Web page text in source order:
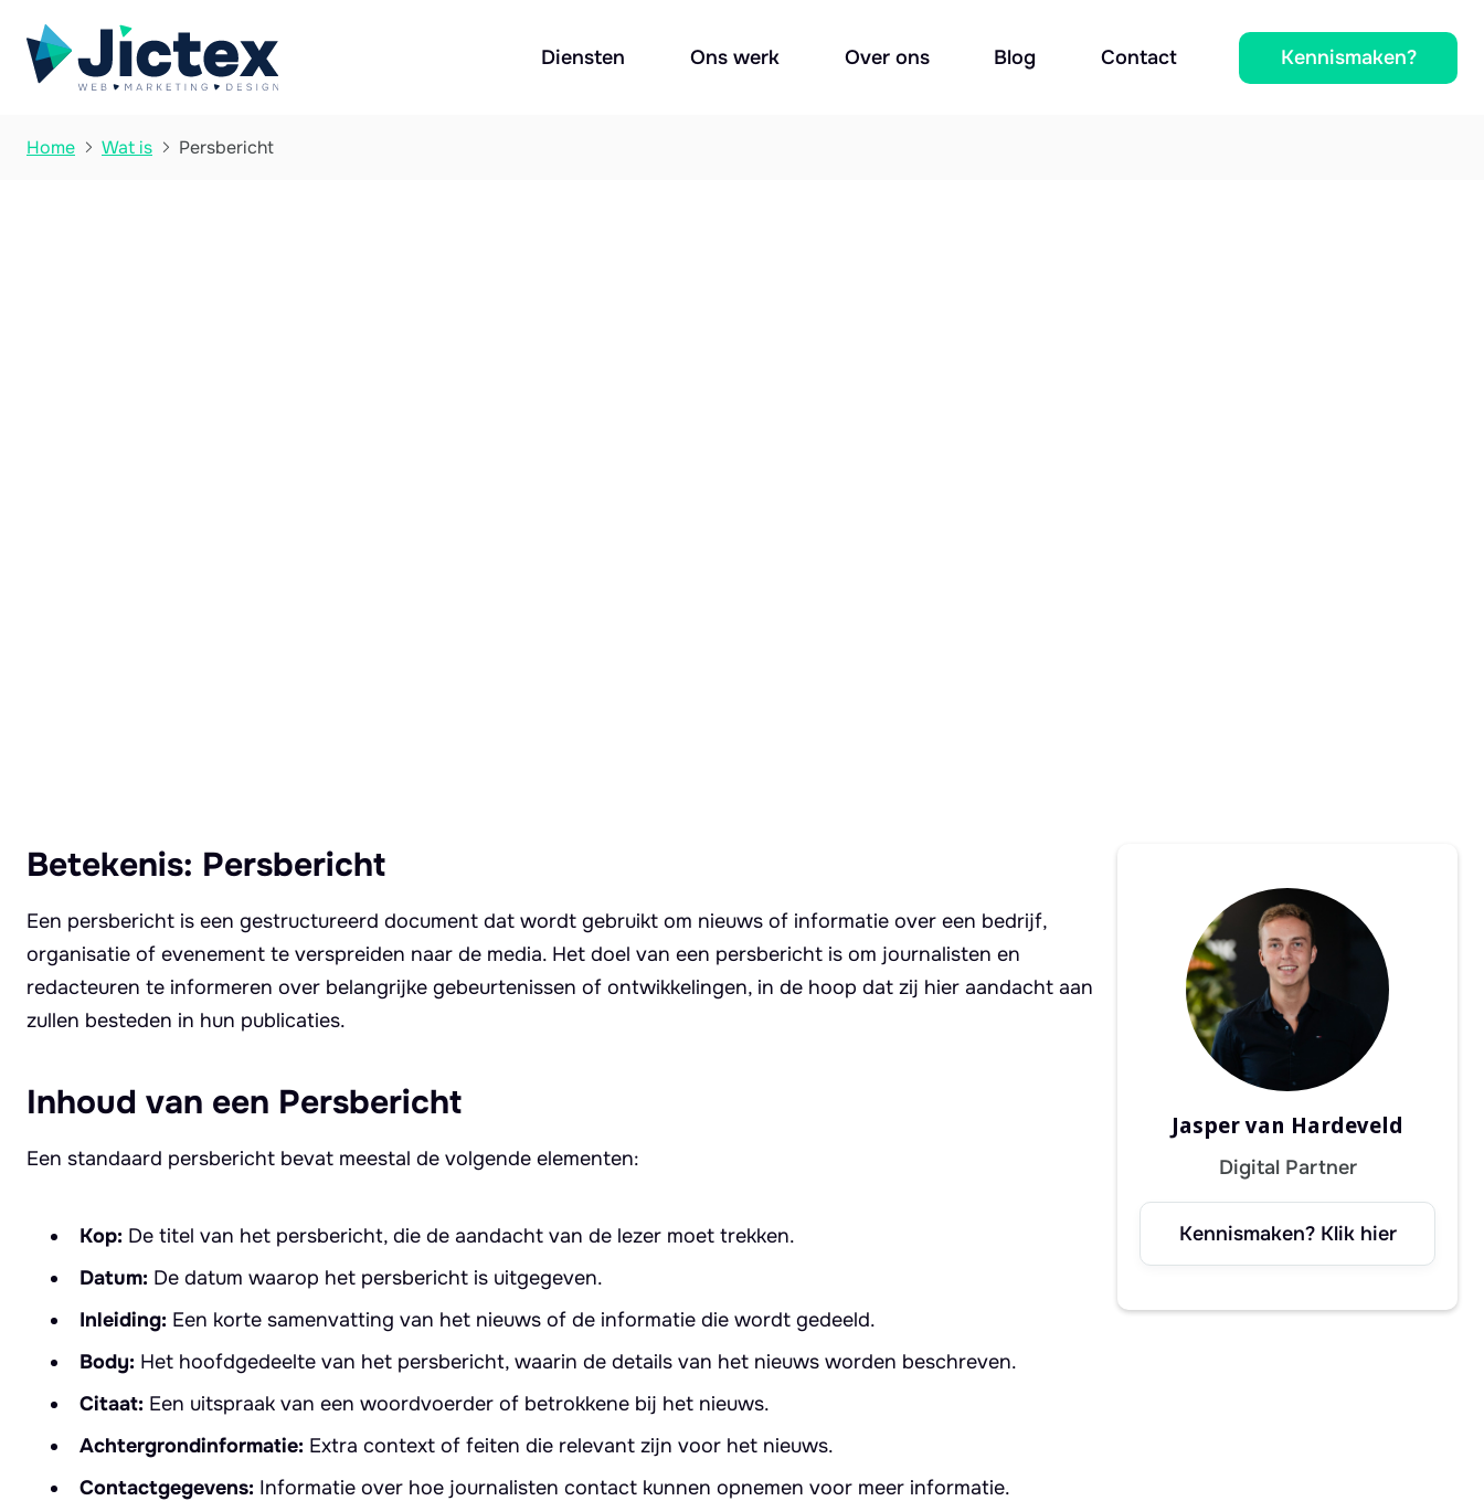
Diensten Ons werk Over ons Blog Contact Kennismaken?
Home  Wat is  Persbericht
Betekenis: Persbericht
Een persbericht is een gestructureerd document dat wordt gebruikt om nieuws of informatie over een bedrijf,
organisatie of evenement te verspreiden naar de media. Het doel van een persbericht is om journalisten en
redacteuren te informeren over belangrijke gebeurtenissen of ontwikkelingen, in de hoop dat zij hier aandacht aan
zullen besteden in hun publicaties.
Inhoud van een Persbericht
Een standaard persbericht bevat meestal de volgende elementen:
Kop: De titel van het persbericht, die de aandacht van de lezer moet trekken.
Datum: De datum waarop het persbericht is uitgegeven.
Inleiding: Een korte samenvatting van het nieuws of de informatie die wordt gedeeld.
Body: Het hoofdgedeelte van het persbericht, waarin de details van het nieuws worden beschreven.
Citaat: Een uitspraak van een woordvoerder of betrokkene bij het nieuws.
Achtergrondinformatie: Extra context of feiten die relevant zijn voor het nieuws.
Contactgegevens: Informatie over hoe journalisten contact kunnen opnemen voor meer informatie.
Jasper van Hardeveld
Digital Partner
Kennismaken? Klik hier